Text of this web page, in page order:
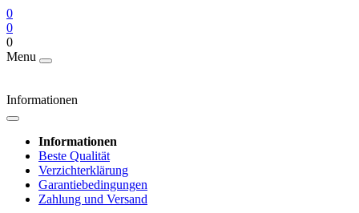
0
0
0
Menu
Informationen
Informationen
Beste Qualität
Verzichterklärung
Garantiebedingungen
Zahlung und Versand